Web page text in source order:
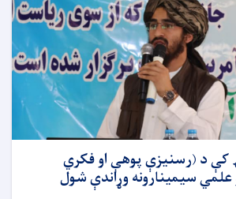
کې د (رسنیزې پوهې او فکري
سیمینارونه وړاندې شول